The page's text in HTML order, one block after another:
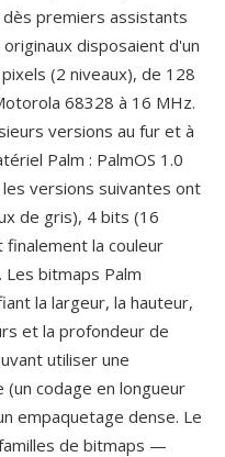
premiers assistants
disposaient d'un
(2 niveaux), de 128
68328 à 16 MHz.
versions au fur et à
Palm : PalmOS 1.0
versions suivantes ont
de gris), 4 bits (16
la couleur
bitmaps Palm
la largeur, la hauteur,
et la profondeur de
utiliser une
(un codage en longueur
empaquetage dense. Le
de bitmaps —